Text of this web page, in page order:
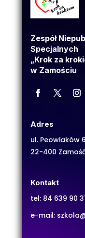
Zespół
Specjalnych
„Krok za
w Zamościu
Adres
ul. Peowiaków
22-400
Kontakt
tel: 84 639 90
e-mail: